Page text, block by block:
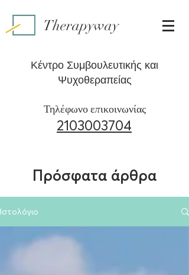
Therapyway
Κέντρο Συμβουλευτικής και
Ψυχοθεραπείας
Τηλέφωνο επικοινωνίας
2103003704
Πρόσφατα άρθρα
Ιστολόγιο